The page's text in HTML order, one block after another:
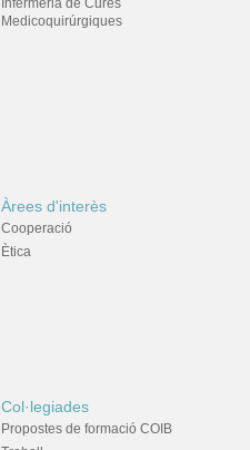
Infermeria de Cures
Medicoquirúrgiques
Àrees d'interès
Cooperació
Ètica
Col·legiades
Propostes de formació COIB